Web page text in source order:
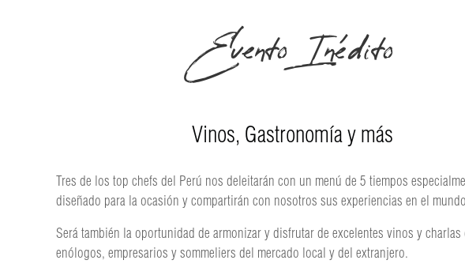
Evento Inédito
Vinos, Gastronomía y más
Tres de los top chefs del Perú nos deleitarán con un menú de 5 tiempos
diseñado para la ocasión y compartirán con nosotros sus experiencias en el
Será también la oportunidad de armonizar y disfrutar de excelentes vinos y
enólogos, empresarios y sommeliers del mercado local y del extranjero.